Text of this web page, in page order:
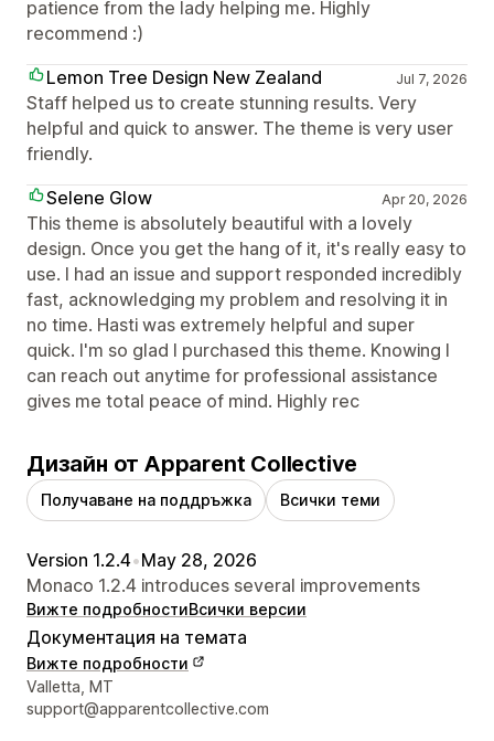
patience from the lady helping me. Highly
recommend :)
Lemon Tree Design New Zealand
Jul 7, 2026
Staff helped us to create stunning results. Very
helpful and quick to answer. The theme is very user
friendly.
Selene Glow
Apr 20, 2026
This theme is absolutely beautiful with a lovely
design. Once you get the hang of it, it's really easy to
use. I had an issue and support responded incredibly
fast, acknowledging my problem and resolving it in
no time. Hasti was extremely helpful and super
quick. I'm so glad I purchased this theme. Knowing I
can reach out anytime for professional assistance
gives me total peace of mind. Highly rec
Дизайн от Apparent Collective
Получаване на поддръжка Всички теми
Version 1.2.4•May 28, 2026
Monaco 1.2.4 introduces several improvements
Вижте подробностиВсички версии
Документация на темата
Вижте подробности
Данни за връзка с дизайнера
Valletta, MT
support@apparentcollective.com